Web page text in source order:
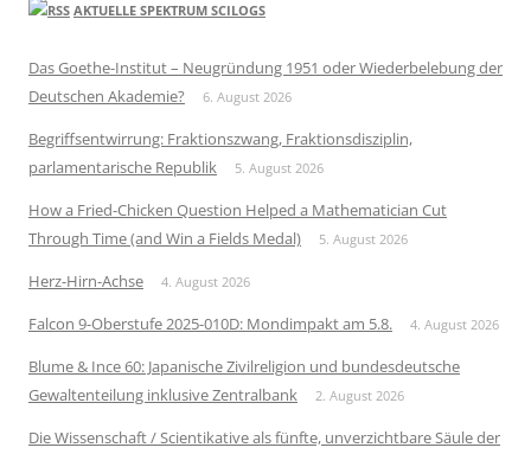
AKTUELLE SPEKTRUM SCILOGS
Das Goethe-Institut – Neugründung 1951 oder Wiederbelebung der
Deutschen Akademie?
6. August 2026
Begriffsentwirrung: Fraktionszwang, Fraktionsdisziplin,
parlamentarische Republik
5. August 2026
How a Fried-Chicken Question Helped a Mathematician Cut
Through Time (and Win a Fields Medal)
5. August 2026
Herz-Hirn-Achse 4. August 2026
Falcon 9-Oberstufe 2025-010D: Mondimpakt am 5.8. 4. August 2026
Blume & Ince 60: Japanische Zivilreligion und bundesdeutsche
Gewaltenteilung inklusive Zentralbank
2. August 2026
Die Wissenschaft / Scientikative als fünfte, unverzichtbare Säule der